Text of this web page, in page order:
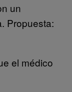
un
Propuesta:
el médico